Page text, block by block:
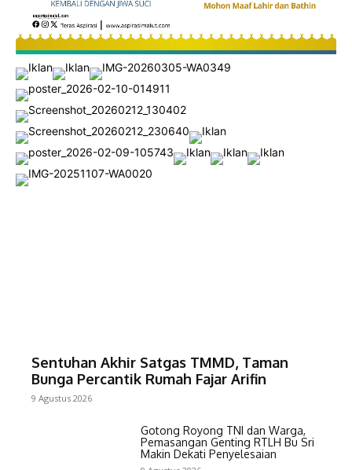
Sentuhan Akhir Satgas TMMD, Taman
Bunga Percantik Rumah Fajar Arifin
9 Agustus 2026
Gotong Royong TNI dan Warga,
Pemasangan Genting RTLH Bu Sri
Makin Dekati Penyelesaian